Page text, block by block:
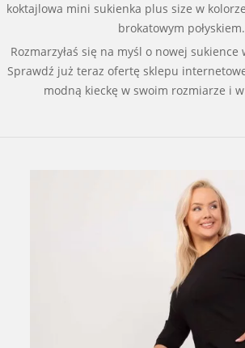
koktajlowa mini sukienka plus size w
brokatowym połyskiem.
Rozmarzyłaś się na myśl o nowej
Sprawdź już teraz ofertę sklepu
modną kieckę w swoim rozmiarze i